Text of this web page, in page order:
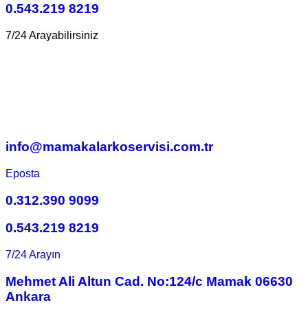
0.543.219 8219
7/24 Arayabilirsiniz
info@mamakalarkoservisi.com.tr
Eposta
0.312.390 9099
0.543.219 8219
7/24 Arayın
Mehmet Ali Altun Cad. No:124/c Mamak 06630
Ankara